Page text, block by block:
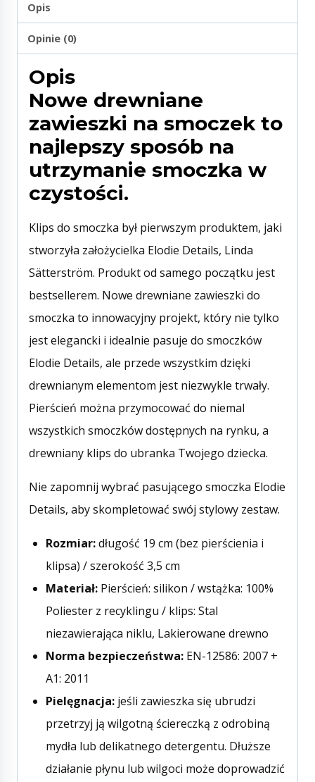
Opis
Opinie (0)
Opis
Nowe drewniane
zawieszki na smoczek to
najlepszy sposób na
utrzymanie smoczka w
czystości.
Klips do smoczka był pierwszym produktem, jaki
stworzyła założycielka Elodie Details, Linda
Sätterström. Produkt od samego początku jest
bestsellerem. Nowe drewniane zawieszki do
smoczka to innowacyjny projekt, który nie tylko
jest elegancki i idealnie pasuje do smoczków
Elodie Details, ale przede wszystkim dzięki
drewnianym elementom jest niezwykle trwały.
Pierścień można przymocować do niemal
wszystkich smoczków dostępnych na rynku, a
drewniany klips do ubranka Twojego dziecka.
Nie zapomnij wybrać pasującego smoczka Elodie
Details, aby skompletować swój stylowy zestaw.
Rozmiar:długość 19 cm (bez pierścienia i
klipsa) / szerokość 3,5 cm
Materiał: Pierścień: silikon / wstążka: 100%
Poliester z recyklingu / klips: Stal
niezawierająca niklu, Lakierowane drewno
Norma bezpieczeństwa: EN-12586: 2007 +
A1: 2011
Pielęgnacja: jeśli zawieszka się ubrudzi
przetrzyj ją wilgotną ściereczką z odrobiną
mydła lub delikatnego detergentu. Dłuższe
działanie płynu lub wilgoci może doprowadzić